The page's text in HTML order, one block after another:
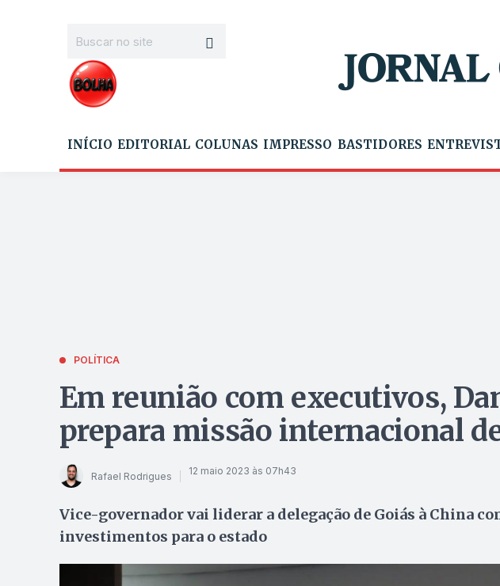
INÍCIO EDITORIAL COLUNAS IMPRESSO BASTIDORES
POLÍTICA
Em reunião com executivos,
prepara missão internacional
Rafael Rodrigues 12 maio 2023 às 07h43
Vice-governador vai liderar a delegação de Goiás à China
investimentos para o estado